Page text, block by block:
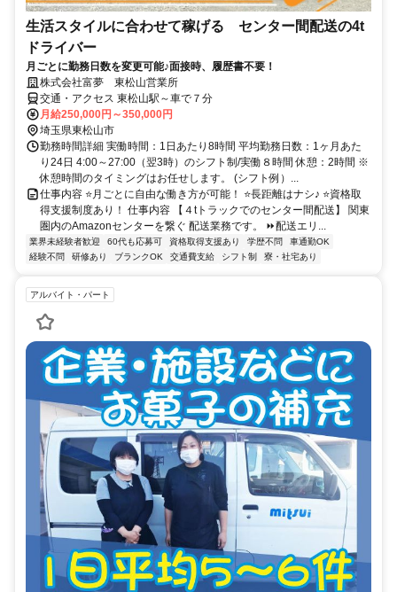
生活スタイルに合わせて稼げる センター間配送の4t
ドライバー
月ごとに勤務日数を変更可能♪面接時、履歴書不要！
株式会社富夢 東松山営業所
交通・アクセス 東松山駅～車で７分
月給250,000円～350,000円
埼玉県東松山市
勤務時間詳細 実働時間：1日あたり8時間 平均勤務日数：1ヶ月あた
り24日 4:00～27:00（翌3時）のシフト制/実働８時間 休憩：2時間 ※
休憩時間のタイミングはお任せします。 (シフト例）...
仕事内容 ⭐月ごとに自由な働き方が可能！ ⭐長距離はナシ♪ ⭐資格取
得支援制度あり！ 仕事内容 【４tトラックでのセンター間配送】 関東
圏内のAmazonセンターを繋ぐ 配送業務です。 ⏩配送エリ...
業界未経験者歓迎 60代も応募可 資格取得支援あり 学歴不問
車通勤OK
経験不問
研修あり ブランクOK 交通費支給 シフト制 寮・社宅あり
アルバイト・パート